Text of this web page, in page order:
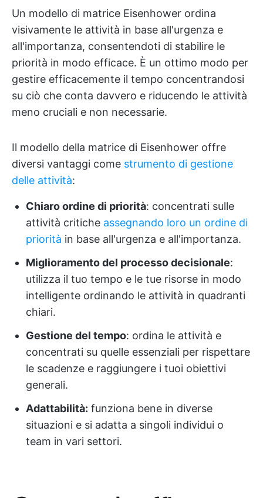
Un modello di matrice Eisenhower ordina
visivamente le attività in base all'urgenza e
all'importanza, consentendoti di stabilire le
priorità in modo efficace. È un ottimo modo per
gestire efficacemente il tempo concentrandosi
su ciò che conta davvero e riducendo le attività
meno cruciali e non necessarie.
Il modello della matrice di Eisenhower offre
diversi vantaggi come strumento di gestione
delle attività:
Chiaro ordine di priorità: concentrati sulle
attività critiche assegnando loro un ordine di
priorità in base all'urgenza e all'importanza.
Miglioramento del processo decisionale:
utilizza il tuo tempo e le tue risorse in modo
intelligente ordinando le attività in quadranti
chiari.
Gestione del tempo: ordina le attività e
concentrati su quelle essenziali per rispettare
le scadenze e raggiungere i tuoi obiettivi
generali.
Adattabilità: funziona bene in diverse
situazioni e si adatta a singoli individui o
team in vari settori.